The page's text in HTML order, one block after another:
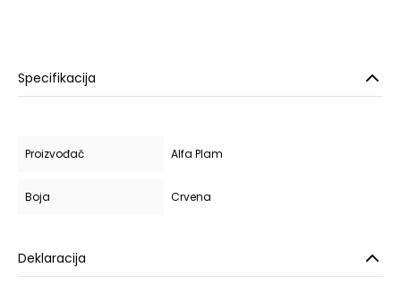
Specifikacija
Proizvođač Alfa Plam
Boja Crvena
Deklaracija